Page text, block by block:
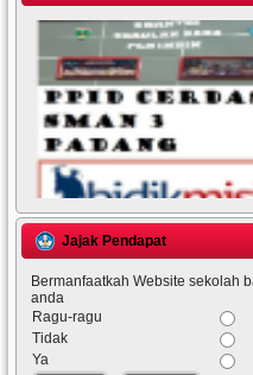
Jajak Pendapat
Bermanfaatkah Website sekolah
anda
Ragu-ragu
Tidak
Ya